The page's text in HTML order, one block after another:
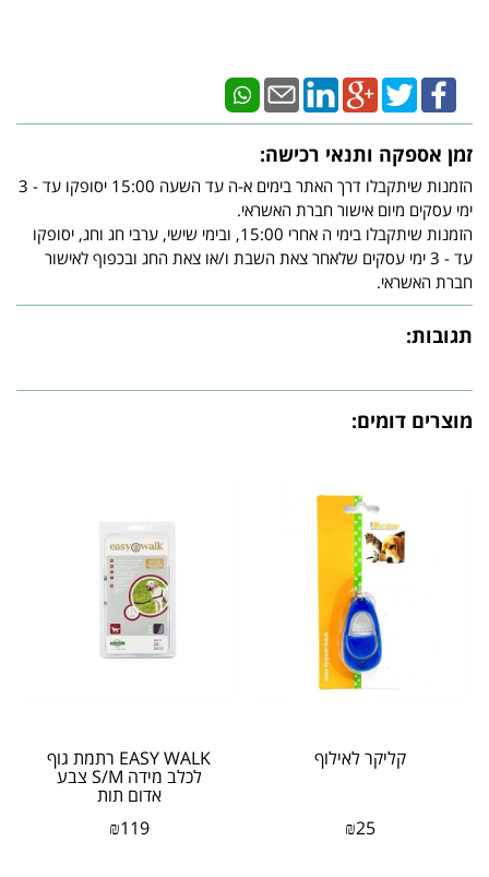
זמן אספקה ותנאי רכישה:
הזמנות שיתקבלו דרך האתר בימים א-ה עד השעה 15:00 יסופקו עד - 3
ימי עסקים מיום אישור חברת האשראי.
הזמנות שיתקבלו בימי ה אחרי 15:00, ובימי שישי, ערבי חג וחג, יסופקו
עד - 3 ימי עסקים שלאחר צאת השבת ו/או צאת החג ובכפוף לאישור
חברת האשראי.
תגובות:
מוצרים דומים:
קליקר לאילוף
₪25
EASY WALK רתמת גוף
לכלב מידה S/M צבע
אדום תות
₪119